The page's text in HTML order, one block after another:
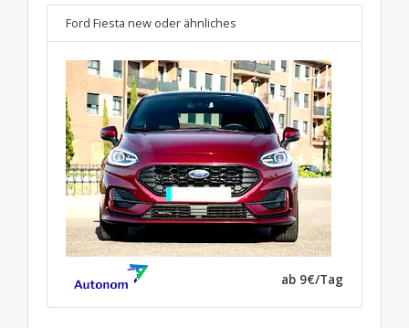
Ford Fiesta new oder ähnliches
ab 9€/Tag